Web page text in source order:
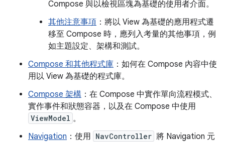
Compose 與以檢視區塊為基礎的使用者介面。
其他注意事項 ：將以 View 為基礎的應用程式遷
移至 Compose 時，應列入考量的其他事項，例
如主題設定、架構和測試。
Compose 和其他程式庫 ：如何在 Compose 內容中使
用以 View 為基礎的程式庫。
Compose 架構 ：在 Compose 中實作單向流程模式、
實作事件和狀態容器，以及在 Compose 中使用
ViewModel 。
Navigation ：使用 NavController 將 Navigation 元